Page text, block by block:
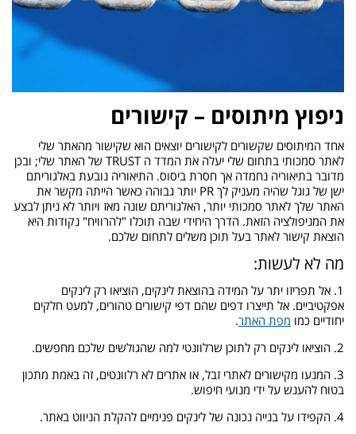
ניפוץ מיתוסים – קישורים
אחד המיתוסים שקשורים לקישורים יוצאים הוא שקישור מהאתר שלי
לאתר סמכותי בתחום שלי יעלה את המדד ה TRUST של האתר שלי; ובכן
מדובר בתיאוריה נחמדה אך חסרת ביסוס. התיאוריה נובעת באלגוריתם
ישן של גוגל שהיה מעניק לך PR יותר גבוהה כאשר הייתה מקשר את
האתר שלך לאתר סמכותי יותר, האלגוריתם שונה מאז ויותר לא ניתן לבצע
את המניפולציה הזאת. הדרך היחידי שבה תוכלו "להרוויח" נקודות היא
הוצאת קישור לאתר בעל תוכן משלים לתחום שלכם.
מה לא לעשות:
1. אל תפריזו יתר על המידה בהוצאת לינקים, הוציאו רק לינקים
אפקטיביים. אל תייצרו דפים שהם דפי קישורים טהורים, למעט חלקים
יחודיים כמו מפת האתר.
2. הוציאו לינקים רק לתוכן שרלוונטי למה שהגולשים שלכם מחפשים.
3. המנעו מקישורים לאתרי זבל, או אתרים לא רלוונטים, זה באמת מתכון
בטוח להענש על ידי מנועי חיפוש.
4. הקפידו על בנייה נכונה של לינקים פנימיים להקלת הניווט באתר.